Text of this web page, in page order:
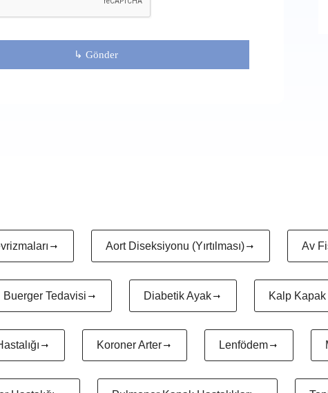
↳ Gönder
Aort Diseksiyonu (Yırtılması) Av
Buerger Tedavisi Diabetik Ayak Kalp Kapak
Koroner Arter Lenfödem